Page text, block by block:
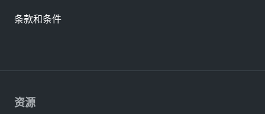
资源
条款和条件